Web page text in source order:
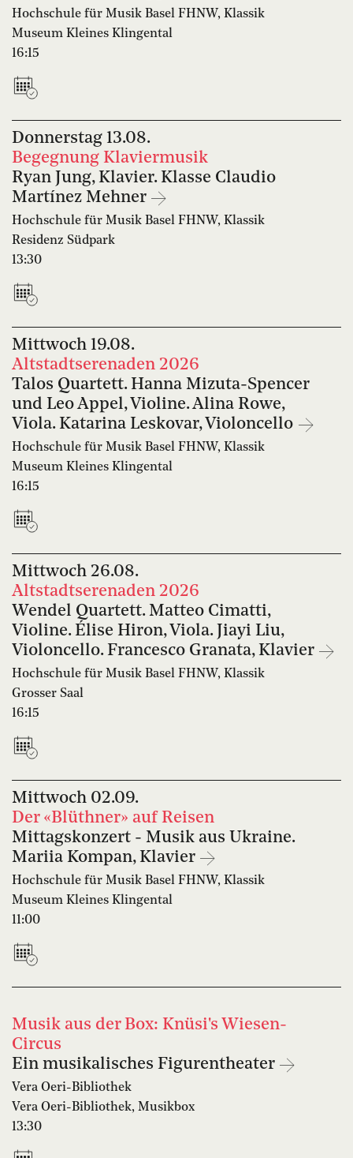
Schola Cantorum Basiliensis Musikschule Basel
Musik-Akademie Basel
Hochschule für Musik Basel FHNW, Jazz
Hochschule für Musik Basel FHNW, Klassik
Museum Kleines Klingental
16:15
13.08.
Donnerstag
Begegnung Klaviermusik
Ryan Jung, Klavier. Klasse Claudio
Martínez Mehner
Hochschule für Musik Basel FHNW, Klassik
Residenz Südpark
13:30
19.08.
Mittwoch
Altstadtserenaden 2026
Talos Quartett. Hanna Mizuta-Spencer
und Leo Appel, Violine. Alina Rowe,
Viola. Katarina Leskovar, Violoncello
Hochschule für Musik Basel FHNW, Klassik
Museum Kleines Klingental
16:15
26.08.
Mittwoch
Altstadtserenaden 2026
Wendel Quartett. Matteo Cimatti,
Violine. Élise Hiron, Viola. Jiayi Liu,
Violoncello. Francesco Granata, Klavier
Hochschule für Musik Basel FHNW, Klassik
Grosser Saal
16:15
02.09.
Mittwoch
Der «Blüthner» auf Reisen
Mittagskonzert - Musik aus Ukraine.
Mariia Kompan, Klavier
Hochschule für Musik Basel FHNW, Klassik
Museum Kleines Klingental
11:00
Musik aus der Box: Knüsi's Wiesen-
Circus
Ein musikalisches Figurentheater
Vera Oeri-Bibliothek
Vera Oeri-Bibliothek, Musikbox
13:30